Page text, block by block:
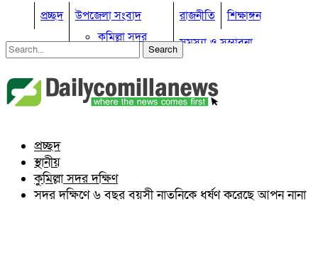
প্রচ্ছদ
উপজেলা সংবাদ
কুমিল্লা সদর
কুমিল্লা সদর দক্ষিণ
ব্রাহ্মণপাড়া
লাকসাম
লালমাই
দাউদকান্দি
রাজনীতি
শিক্ষাঙ্গন
সমস্যা ও সম্ভাবনা
কুমিল্লা ভোটের হাওয়া
বিখ্যাত ব্যাক্তিত্ব
প্রচ্ছদ
স্থানীয়
কুমিল্লা সদর দক্ষিণ
সদর দক্ষিণে ৬ বছর বয়সী নাতনিকে ধর্ষণ করেছে আপন নানা